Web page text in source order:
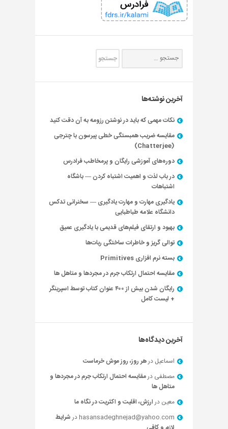
آخرین نوشته‌ها
نکات مهمی که باید در نوشتن رزومه به آن دقت کنید
مقایسه ضریب همبستگی خطی پیرسون با چترجی
(Chatterjee)
دوره‌های آموزشی رایگان و پرمخاطب فرادرس
در باب لذت و اهمیت اشتباه کردن — باشگاه
اشتباهات
یادگیری مهارت و مهارت یادگیری — سخنرانی تدکس
دانشگاه علامه طباطبایی
بهبود و ارتقای فیلم‌های قدیمی با یادگیری عمیق
توالی گریز و خاطرات ساختگی ربات‌ها
بسته نرم افزاری Primitives
مقایسه احتمال ارتکاب جرم در مجردها و متاهل ها
رایگان شدن بیش از ۴۰۰ عنوان کتاب توسط اسپرینگر
+ لیست کامل
آخرین دیدگاه‌ها
اسماعیل درهر روز، روز موش خرماست
مصطفی درمقایسه احتمال ارتکاب جرم در مجردها و
متاهل ها
معین درارزش، اقلیت و اکثریت در نگاه ما
hasansadeghnejad@yahoo.com درشرایط